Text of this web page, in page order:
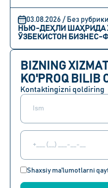
03.08.2026 / Без рубрики
НЬЮ-ДЕҲЛИ ШАҲРИДА
ЎЗБЕКИСТОН БИЗНЕС-
BIZNING
KO'PROQ BILIB
Kontaktingizni qoldiring
Shaxsiy ma'lumotlarni